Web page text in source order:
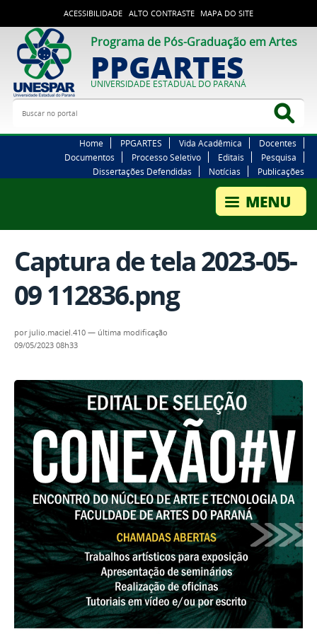
ACESSIBILIDADE ALTO CONTRASTE MAPA DO SITE
Programa de Pós-Graduação em Artes
PPGARTES
UNIVERSIDADE ESTADUAL DO PARANÁ
Buscar no portal
Home PPGARTES Vida Acadêmica
Docentes
Documentos
Processo Seletivo Editais
Pesquisa
Dissertações Defendidas
Notícias Publicações
Captura de tela 2023-05-
09 112836.png
por julio.maciel.410 — última modificação
09/05/2023 08h33